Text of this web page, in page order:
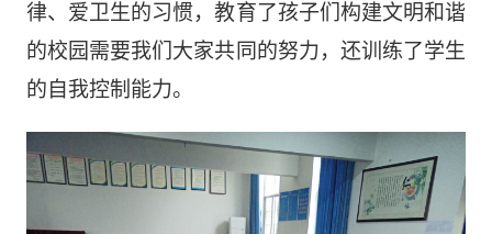
律、爱卫生的习惯，教育了孩子们构建文明和谐
的校园需要我们大家共同的努力，还训练了学生
的自我控制能力。